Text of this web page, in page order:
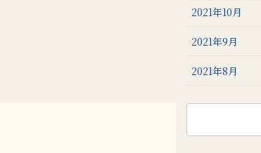
2021年10月
2021年9月
2021年8月